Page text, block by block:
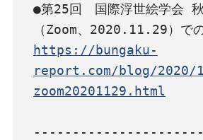
●第25回　国際浮世絵学会
https://bungaku-
report.com/blog/2020/
zoom20201129.html